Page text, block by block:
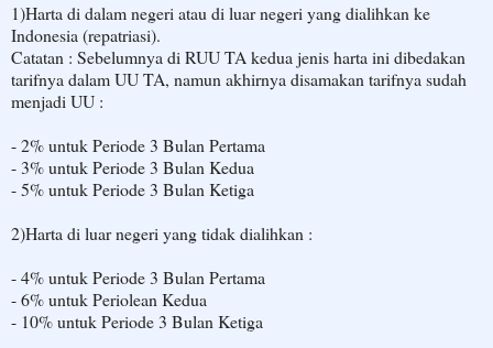
1)Harta di dalam negeri atau di luar negeri yang dialihkan ke
Indonesia (repatriasi).
Catatan : Sebelumnya di RUU TA kedua jenis harta ini dibedakan
tarifnya dalam UU TA, namun akhirnya disamakan tarifnya sudah
menjadi UU :
- 2% untuk Periode 3 Bulan Pertama
- 3% untuk Periode 3 Bulan Kedua
- 5% untuk Periode 3 Bulan Ketiga
2)Harta di luar negeri yang tidak dialihkan :
- 4% untuk Periode 3 Bulan Pertama
- 6% untuk Periolean Kedua
- 10% untuk Periode 3 Bulan Ketiga